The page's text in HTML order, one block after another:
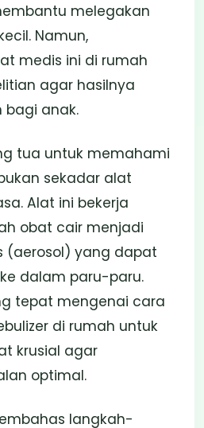
melegakan
Namun,
medis ini di rumah
agar hasilnya
anak.
tua untuk memahami
sekadar alat
Alat ini bekerja
obat cair menjadi
(aerosol) yang dapat
dalam paru-paru.
tepat mengenai cara
di rumah untuk
krusial agar
optimal.
langkah-